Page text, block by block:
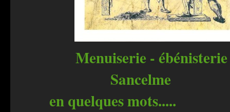
Menuiserie -
en quelques mots.....